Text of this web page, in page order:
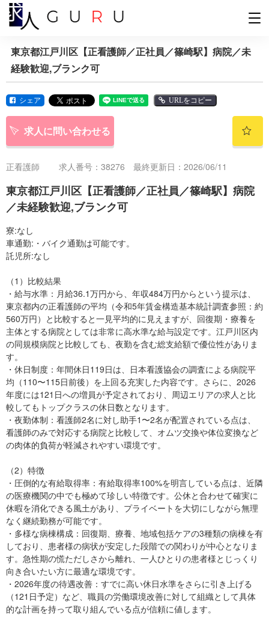
東京都江戸川区【正看護師／正社員／篠崎駅】病院／未
経験歓迎,ブランク可
シェア URLをコピー
求人に問い合わせる
正看護師 求人番号：38276 最終更新日：2026/06/11
東京都江戸川区【正看護師／正社員／篠崎駅】病院
／未経験歓迎,ブランク可
寮:なし
車通勤:・バイク通勤は可能です。
託児所:なし
（1）比較結果
・給与水準：月給36.1万円から、年収484万円からという提示は、
東京都内の正看護師の平均（令和5年賃金構造基本統計調査参照：約
560万円）と比較すると一見平均的に見えますが、回復期・療養を
主体とする病院としては非常に高水準な給与設定です。江戸川区内
の同規模病院と比較しても、夜勤を含む総支給額で優位性がありま
す。
・休日制度：年間休日119日は、日本看護協会の調査による病院平
均（110〜115日前後）を上回る充実した内容です。さらに、2026
年度には121日への増員が予定されており、周辺エリアの求人と比
較してもトップクラスの休日数となります。
・夜勤体制：看護師2名に対し助手1〜2名が配置されている点は、
看護師のみで対応する病院と比較して、オムツ交換や体位変換など
の肉体的負荷が軽減されやすい環境です。
（2）特徴
・圧倒的な有給取得率：有給取得率100%を明言している点は、近隣
の医療機関の中でも極めて珍しい特徴です。公休と合わせて確実に
休暇を消化できる風土があり、プライベートを大切にしながら無理
なく継続勤務が可能です。
・多様な病棟構成：回復期、療養、地域包括ケアの3種類の病棟を有
しており、患者様の病状が安定した段階での関わりが中心となりま
す。急性期の慌ただしさから離れ、一人ひとりの患者様とじっくり
向き合いたい方に最適な環境です。
・2026年度の待遇改善：すでに高い休日水準をさらに引き上げる
（121日予定）など、職員の労働環境改善に対して組織として具体
的な計画を持って取り組んでいる点が信頼に値します。